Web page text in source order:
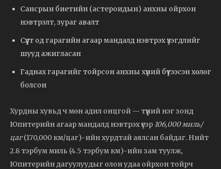
Сансрын биетийн (астероидын) анхны ойрхон
нэвтрэлт, зураг авалт
Сүүлт од гарагийн агаар мандалд нэвтрэх үзэгдлийг
шууд ажигласан
Гаднах гарагийг тойрсон анхны хүний бүтээсэн хөлөг
болсон
Хурдны хувьд ч мөн адил онцгой — түүний нэг зонд
Юпитерийн агаар мандалд нэвтрэх үеэр 106,000 миль/
цаг(170,000 км/цаг)-ийн хурдтай аялсан байдаг. Нийт
2.8 тэрбум миль (4.5 тэрбум км)-ийн зам туулж,
Юпитерийн дагуулуудыг олон удаа ойрхон тойрч